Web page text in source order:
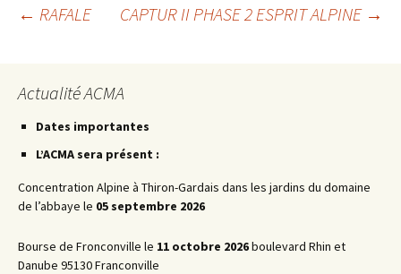
Navigation
des
articles
← RAFALE CAPTUR II PHASE 2 ESPRIT ALPINE →
Actualité ACMA
Dates importantes
L’ACMA sera présent :
Concentration Alpine à Thiron-Gardais dans les jardins du domaine
de l’abbaye le 05 septembre 2026
Bourse de Fronconville le 11 octobre 2026boulevard Rhin et
Danube 95130 Franconville